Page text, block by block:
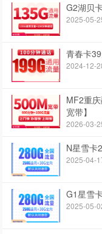
G2湖贝
2025-05-
青春卡
2024-12-
MF2重
宽带】
2026-03-
N星雪卡
2025-04-
G1星雪
2025-05-